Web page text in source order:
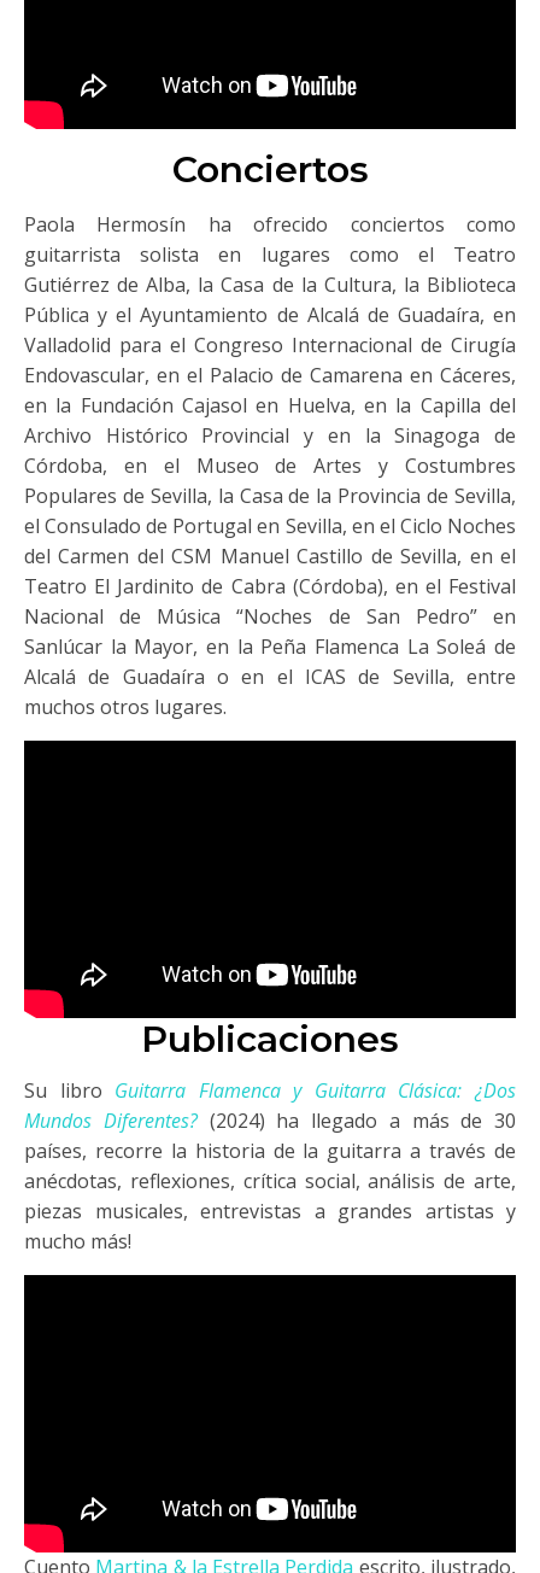
Conciertos
Paola Hermosín ha ofrecido conciertos como
guitarrista solista en lugares como el Teatro
Gutiérrez de Alba, la Casa de la Cultura, la Biblioteca
Pública y el Ayuntamiento de Alcalá de Guadaíra, en
Valladolid para el Congreso Internacional de Cirugía
Endovascular, en el Palacio de Camarena en Cáceres,
en la Fundación Cajasol en Huelva, en la Capilla del
Archivo Histórico Provincial y en la Sinagoga de
Córdoba, en el Museo de Artes y Costumbres
Populares de Sevilla, la Casa de la Provincia de Sevilla,
el Consulado de Portugal en Sevilla, en el Ciclo Noches
del Carmen del CSM Manuel Castillo de Sevilla, en el
Teatro El Jardinito de Cabra (Córdoba), en el Festival
Nacional de Música “Noches de San Pedro” en
Sanlúcar la Mayor, en la Peña Flamenca La Soleá de
Alcalá de Guadaíra o en el ICAS de Sevilla, entre
muchos otros lugares.
Publicaciones
Su libro Guitarra Flamenca y Guitarra Clásica: ¿Dos
Mundos Diferentes?(2024) ha llegado a más de 30
países, recorre la historia de la guitarra a través de
anécdotas, reflexiones, crítica social, análisis de arte,
piezas musicales, entrevistas a grandes artistas y
mucho más!
Cuento Martina & la Estrella Perdida escrito, ilustrado,